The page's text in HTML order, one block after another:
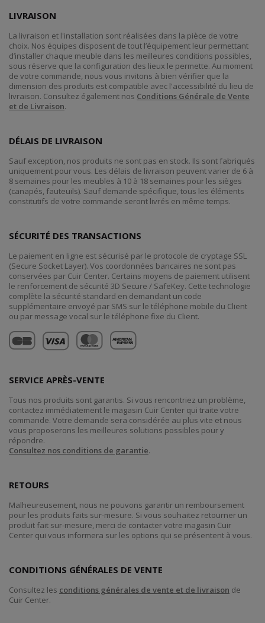
LIVRAISON
La livraison et l'installation sont réalisées dans la pièce de votre
choix. Nos équipes disposent de tout l’équipement leur permettant
d’installer chaque meuble dans les meilleures conditions possibles,
sous réserve que la configuration des lieux le permette. Au moment
de votre commande, nous vous invitons à bien vérifier que la
dimension des produits est compatible avec l'accessibilité du lieu de
livraison. Consultez également nos Conditions Générale de Vente
et de Livraison.
DÉLAIS DE LIVRAISON
Sauf exception, nos produits ne sont pas en stock. Ils sont fabriqués
uniquement pour vous. Les délais de livraison peuvent varier de 6 à
8 semaines pour les meubles à 10 à 18 semaines pour les sièges
(canapés, fauteuils). Sauf demande spécifique, tous les éléments
constitutifs de votre commande seront livrés en même temps.
SÉCURITÉ DES TRANSACTIONS
Le paiement en ligne est sécurisé par le protocole de cryptage SSL
(Secure Socket Layer). Vos coordonnées bancaires ne sont pas
conservées par Cuir Center. Certains moyens de paiement utilisent
le renforcement de sécurité 3D Secure / SafeKey. Cette technologie
complète la sécurité standard en demandant un code
supplémentaire envoyé par SMS sur le téléphone mobile du Client
ou par message vocal sur le téléphone fixe du Client.
SERVICE APRÈS-VENTE
Tous nos produits sont garantis. Si vous rencontriez un problème,
contactez immédiatement le magasin Cuir Center qui traite votre
commande. Votre demande sera considérée au plus vite et nous
vous proposerons les meilleures solutions possibles pour y
répondre.
Consultez nos conditions de garantie.
RETOURS
Malheureusement, nous ne pouvons garantir un remboursement
pour les produits faits sur-mesure. Si vous souhaitez retourner un
produit fait sur-mesure, merci de contacter votre magasin Cuir
Center qui vous informera sur les options qui se présentent à vous.
CONDITIONS GÉNÉRALES DE VENTE
Consultez les conditions générales de vente et de livraison de
Cuir Center.